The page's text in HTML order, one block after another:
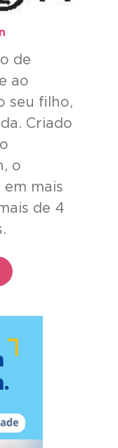
de
ao
seu filho,
Criado
o
mais
de 4